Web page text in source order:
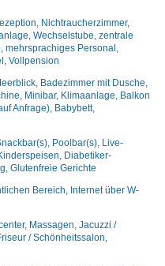
Nichtraucherzimmer,
Wechselstube, zentrale
mehrsprachiges Personal,
Vollpension
Badezimmer mit Dusche,
Minibar, Klimaanlage, Balkon
Anfrage), Babybett,
Poolbar(s), Live-
Diabetiker-
Glutenfreie Gerichte
Bereich, Internet über W-
Massagen, Jacuzzi /
/ Schönheitssalon,